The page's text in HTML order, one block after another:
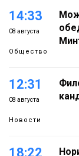
14:33
08 августа
Общество
12:31
08 августа
Новости
18:22